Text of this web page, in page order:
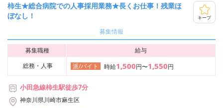
柿生★総合病院での人事採用業務★長くお仕事！残業ほ
ぼなし！
キープ
募集情報
募集職種
給与
総務・人事
派/バイト 時給1,500円〜1,550円
小田急線柿生駅徒歩7分
神奈川県川崎市麻生区